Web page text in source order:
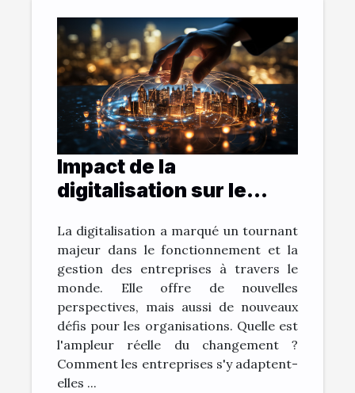
Impact de la
digitalisation sur le
La digitalisation a marqué un tournant
majeur dans le fonctionnement et la
gestion des entreprises à travers le
monde. Elle offre de nouvelles
perspectives, mais aussi de nouveaux
défis pour les organisations. Quelle est
l'ampleur réelle du changement ?
Comment les entreprises s'y adaptent-
elles ...